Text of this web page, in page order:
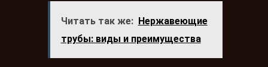
Читать так же: Нержавеющие
трубы: виды и преимущества